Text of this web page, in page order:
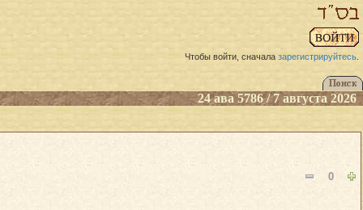
Чтобы войти, сначала зарегистрируйтесь.
24 ава 5786 / 7 августа 2026
0